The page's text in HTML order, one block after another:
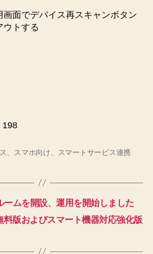
画面でデバイス再スキャンボタン
ウトする
198
、スマホ向け、スマートサービス連携
ームを開設、運用を開始しました
料版およびスマート機器対応強化版